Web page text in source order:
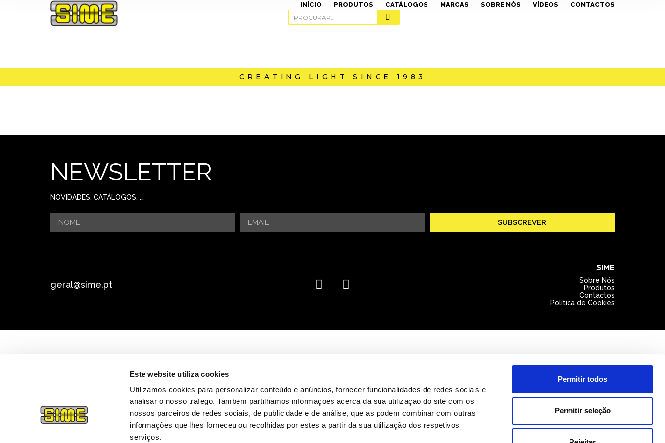
Este website utiliza cookies
Utilizamos cookies para personalizar conteúdo e anúncios, fornecer funcionalidades de redes sociais e
analisar o nosso tráfego. Também partilhamos informações acerca da sua utilização do site com os
nossos parceiros de redes sociais, de publicidade e de análise, que as podem combinar com outras
informações que lhes forneceu ou recolhidas por estes a partir da sua utilização dos respetivos
serviços.
Permitir todos
Permitir seleção
INÍCIO PRODUTOS CATÁLOGOS MARCAS SOBRE NÓS VÍDEOS CONTACTOS
CREATING LIGHT SINCE 1983
NEWSLETTER
NOVIDADES, CATÁLOGOS, ...
SUBSCREVER
geral@sime.pt
SIME
Sobre Nós
Produtos
Contactos
Política de Cookies